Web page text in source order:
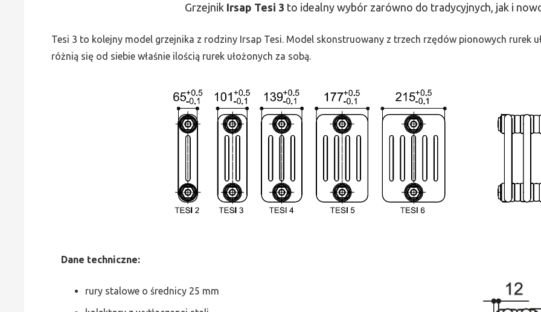
Grzejnik Irsap Tesi 3 to idealny wybór zarówno do tradycyjnych, jak i
Tesi 3 to kolejny model grzejnika z rodziny Irsap Tesi. Model skonstruowany z trzech rzędów pionowych rurek
różnią się od siebie właśnie ilością rurek ułożonych za sobą.
Dane techniczne:
rury stalowe o średnicy 25 mm